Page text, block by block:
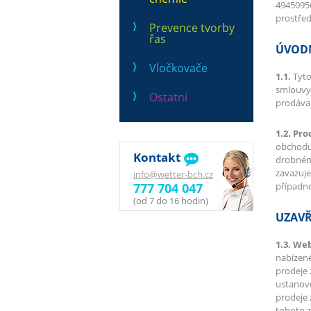
Prevence tvorby
řas
Vločkovače
Ostatní
Kontakt
info@wetter-bch.cz
777 704 047
(od 7 do 16 hodin)
1.1.
1.2.
1.3.
prodeje
prodeje